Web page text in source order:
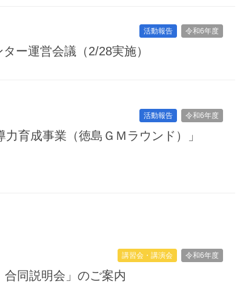
令和6年度
活動報告
ー運営会議（2/28実施）
令和6年度
活動報告
力育成事業（徳島ＧＭラウンド）」
令和6年度
講習会・講演会
同説明会」のご案内